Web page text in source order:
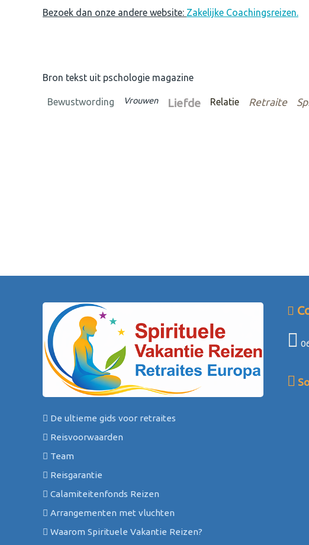
Bezoek dan onze andere website: Zakelijke Coachingsreizen.
Bron tekst uit pschologie magazine
Bewustwording Vrouwen Liefde Relatie Retraite
De ultieme gids voor retraites
Reisvoorwaarden
Team
Reisgarantie
Calamiteitenfonds Reizen
Arrangementen met vluchten
Waarom Spirituele Vakantie Reizen?